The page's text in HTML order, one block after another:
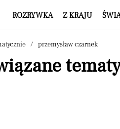
ROZRYWKA Z KRAJU
przemysław czarnek